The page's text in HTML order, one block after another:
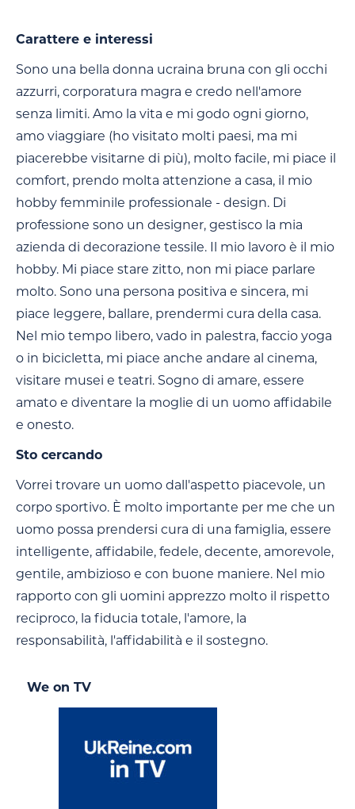
Carattere e interessi
Sono una bella donna ucraina bruna con gli occhi
azzurri, corporatura magra e credo nell'amore
senza limiti. Amo la vita e mi godo ogni giorno,
amo viaggiare (ho visitato molti paesi, ma mi
piacerebbe visitarne di più), molto facile, mi piace il
comfort, prendo molta attenzione a casa, il mio
hobby femminile professionale - design. Di
professione sono un designer, gestisco la mia
azienda di decorazione tessile. Il mio lavoro è il mio
hobby. Mi piace stare zitto, non mi piace parlare
molto. Sono una persona positiva e sincera, mi
piace leggere, ballare, prendermi cura della casa.
Nel mio tempo libero, vado in palestra, faccio yoga
o in bicicletta, mi piace anche andare al cinema,
visitare musei e teatri. Sogno di amare, essere
amato e diventare la moglie di un uomo affidabile
e onesto.
Sto cercando
Vorrei trovare un uomo dall'aspetto piacevole, un
corpo sportivo. È molto importante per me che un
uomo possa prendersi cura di una famiglia, essere
intelligente, affidabile, fedele, decente, amorevole,
gentile, ambizioso e con buone maniere. Nel mio
rapporto con gli uomini apprezzo molto il rispetto
reciproco, la fiducia totale, l'amore, la
responsabilità, l'affidabilità e il sostegno.
We on TV